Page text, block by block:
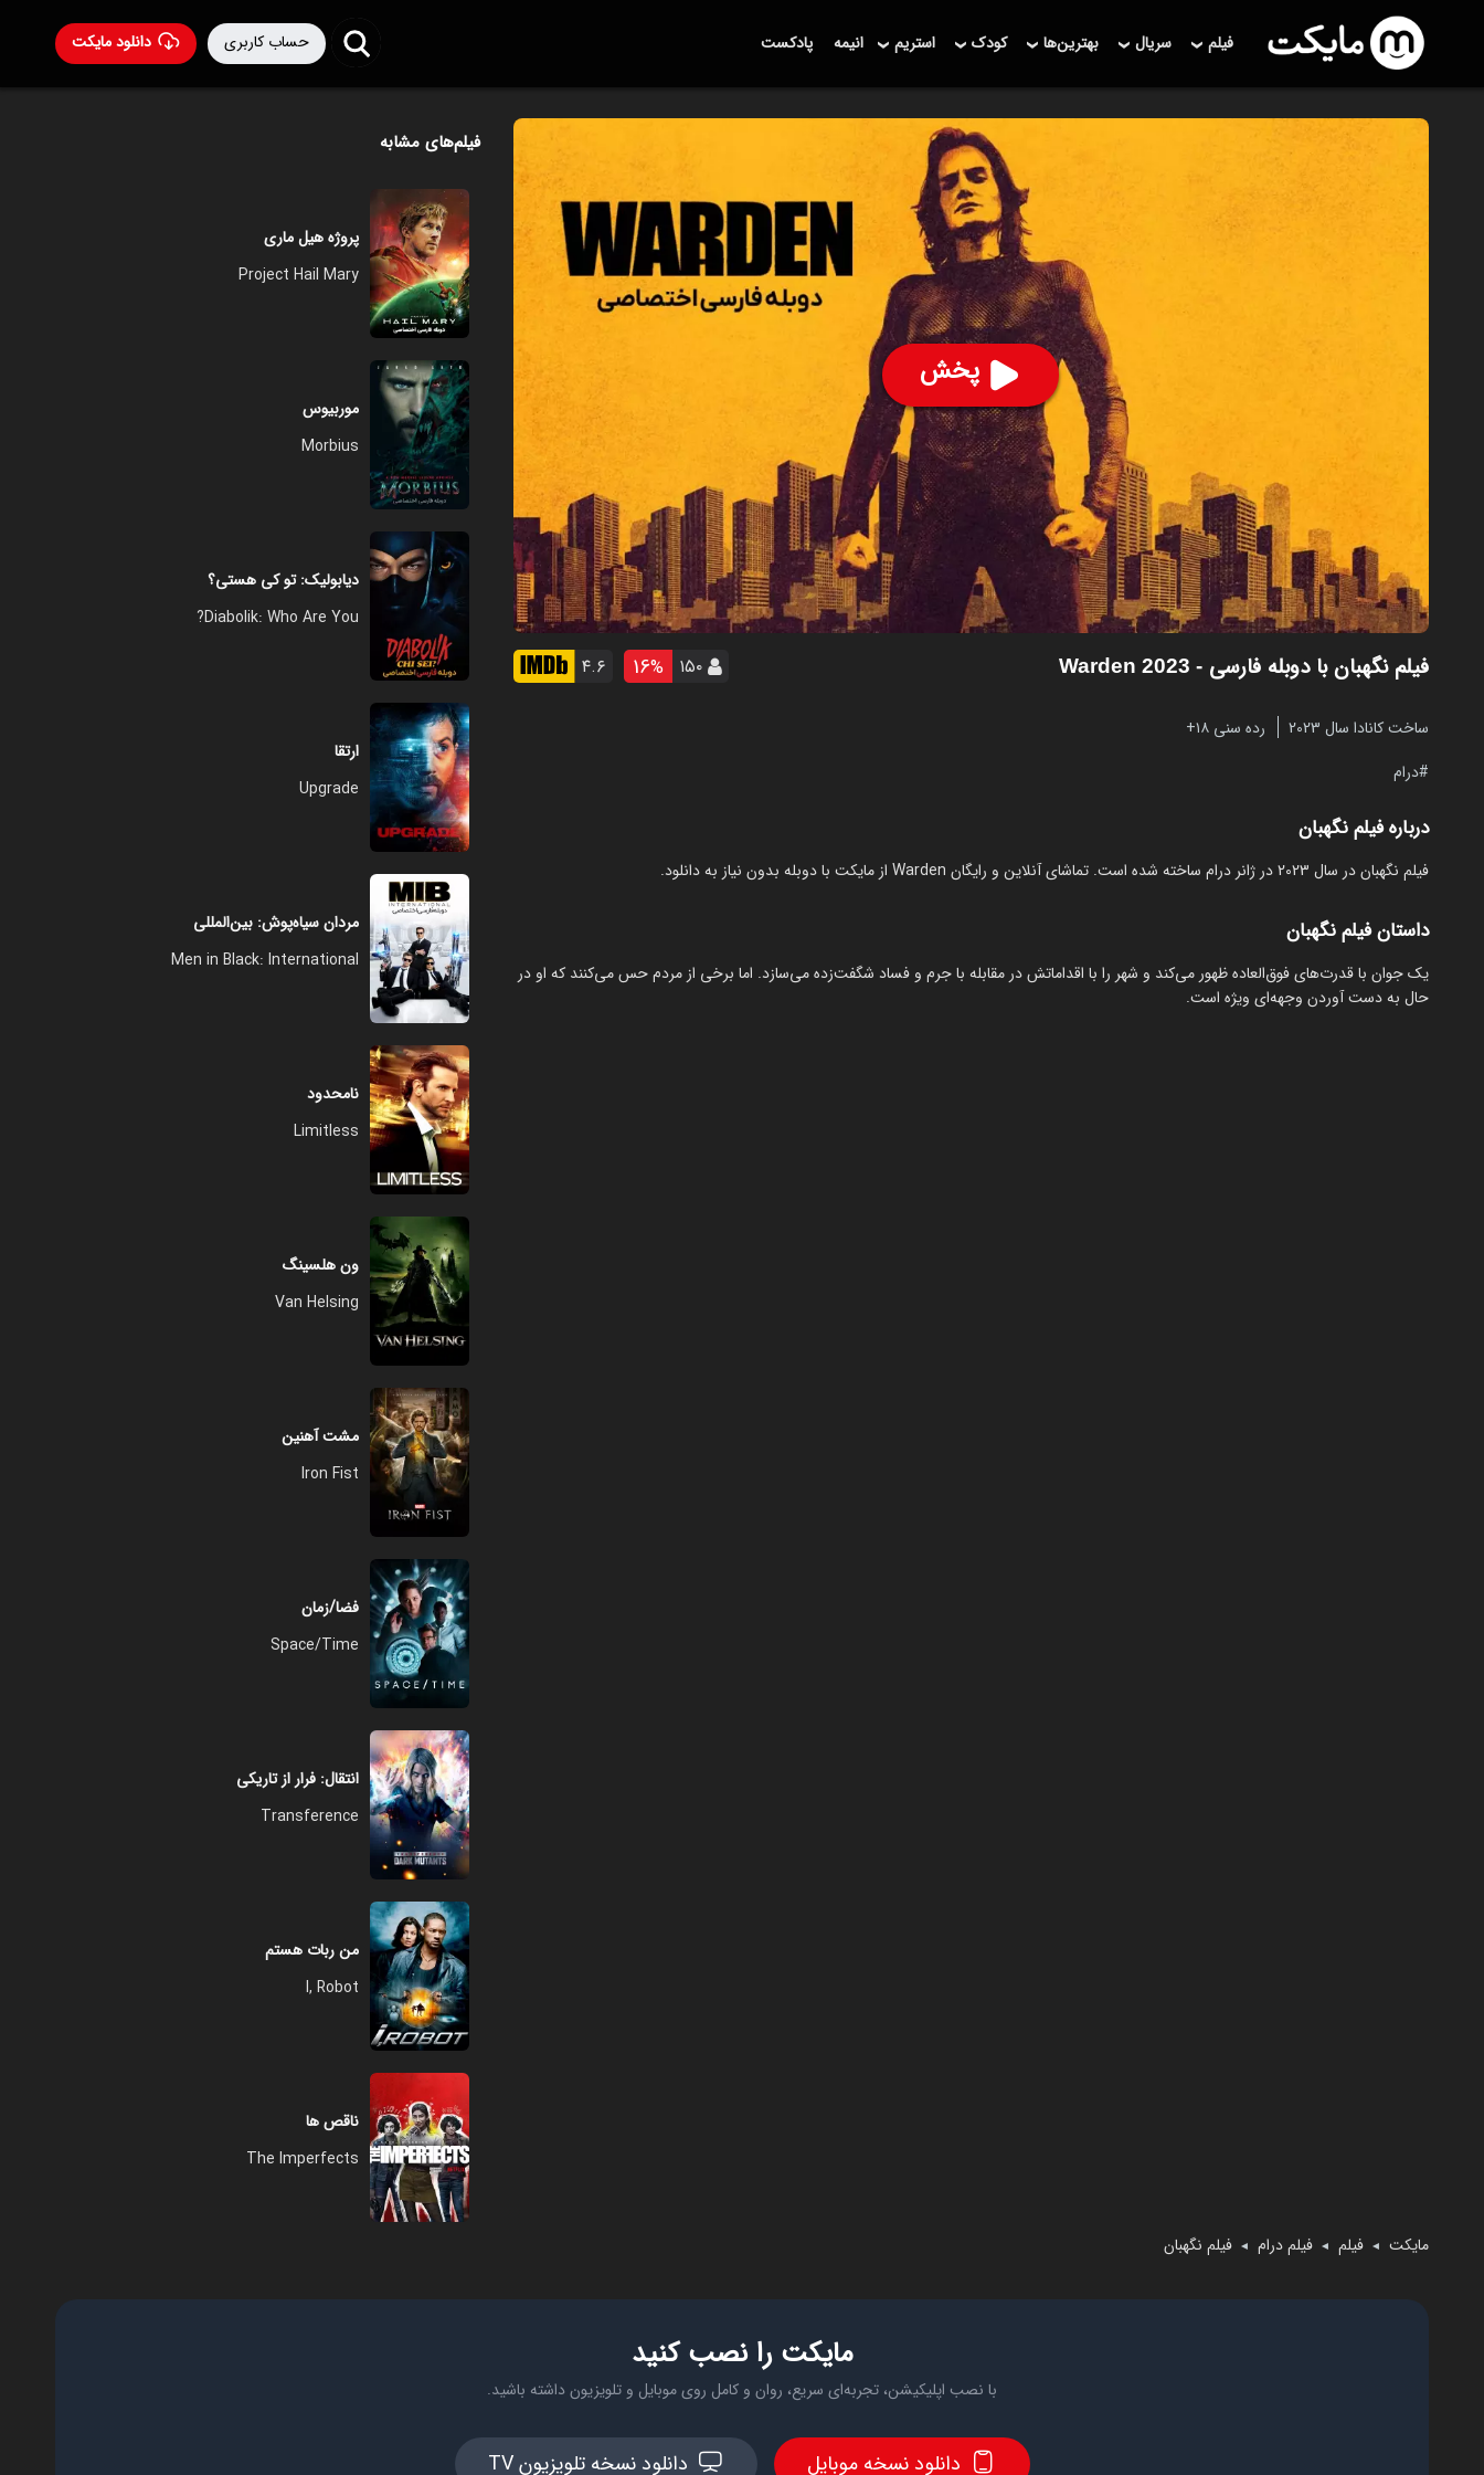
دانلود مایکت حساب کاربری فیلم سریال بهترین‌ها کودک استریم انیمه پادکست
پخش
فیلم نگهبان با دوبله فارسی - Warden 2023 ۱۵۰ 16% ۴.۶
ساخت کانادا سال 2023
رده سنی ۱۸+
درام
درباره فیلم نگهبان
فیلم نگهبان در سال 2023 در ژانر درام ساخته شده است. تماشای آنلاین و رایگان Warden از مایکت با دوبله بدون نیاز به دانلود.
داستان فیلم نگهبان
یک جوان با قدرت‌های فوق‌العاده ظهور می‌کند و شهر را با اقداماتش در مقابله با جرم و فساد شگفت‌زده می‌سازد. اما برخی از مردم حس می‌کنند که او در
حال به دست آوردن وجهه‌ای ویژه است.
مایکت ◄ فیلم ◄ فیلم درام ◄ فیلم نگهبان
فیلم‌های مشابه
پروژه هیل ماری
Project Hail Mary
موربیوس
Morbius
دیابولیک: تو کی هستی؟
Diabolik: Who Are You?
ارتقا
Upgrade
مردان سیاه‌پوش: بین‌المللی
Men in Black: International
نامحدود
Limitless
ون هلسینگ
Van Helsing
مشت آهنین
Iron Fist
فضا/زمان
Space/Time
انتقال: فرار از تاریکی
Transference
من ربات هستم
I, Robot
ناقص ها
The Imperfects
مایکت را نصب کنید
با نصب اپلیکیشن، تجربه‌ای سریع، روان و کامل روی موبایل و تلویزیون داشته باشید.
دانلود نسخه موبایل دانلود نسخه تلویزیون TV